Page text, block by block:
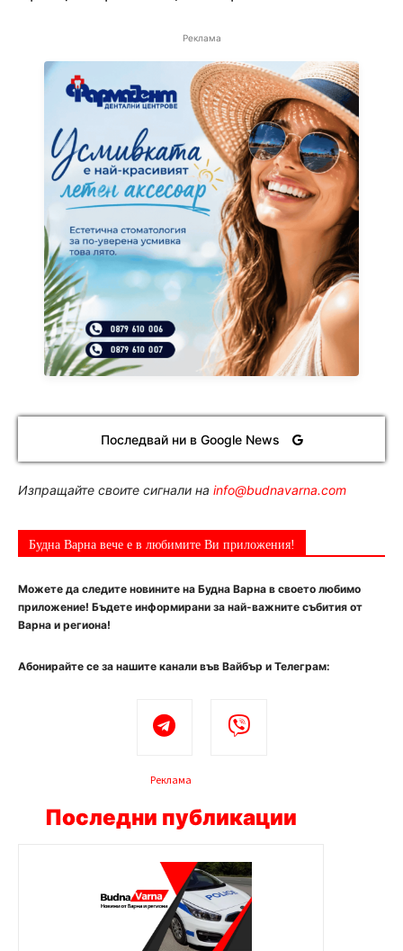
Реклама
Последвай ни в Google News
Изпращайте своите сигнали на info@budnavarna.com
Будна Варна вече е в любимите Ви приложения!
Можете да следите новините на Будна Варна в своето любимо
приложение! Бъдете информирани за най-важните събития от
Варна и региона!
Абонирайте се за нашите канали във Вайбър и Телеграм:
Реклама
Последни публикации